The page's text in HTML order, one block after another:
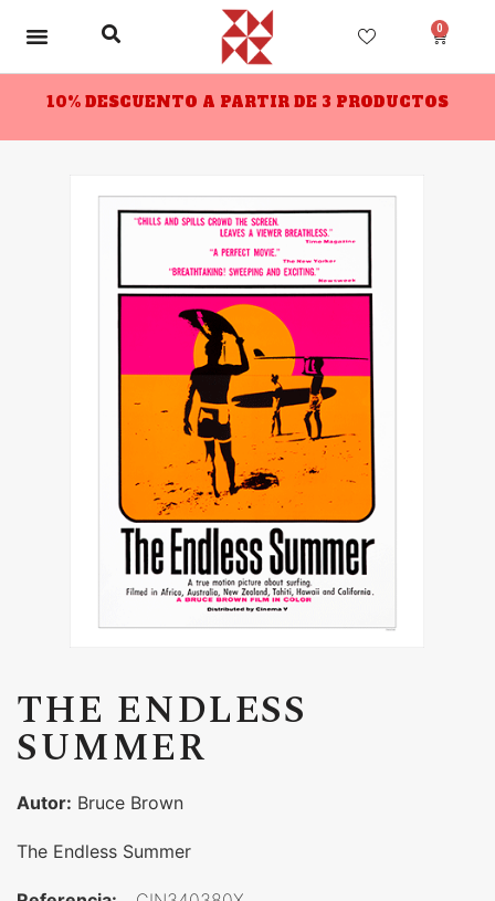
0
10% DESCUENTO A PARTIR DE 3 PRODUCTOS
THE ENDLESS
SUMMER
Autor: Bruce Brown
The Endless Summer